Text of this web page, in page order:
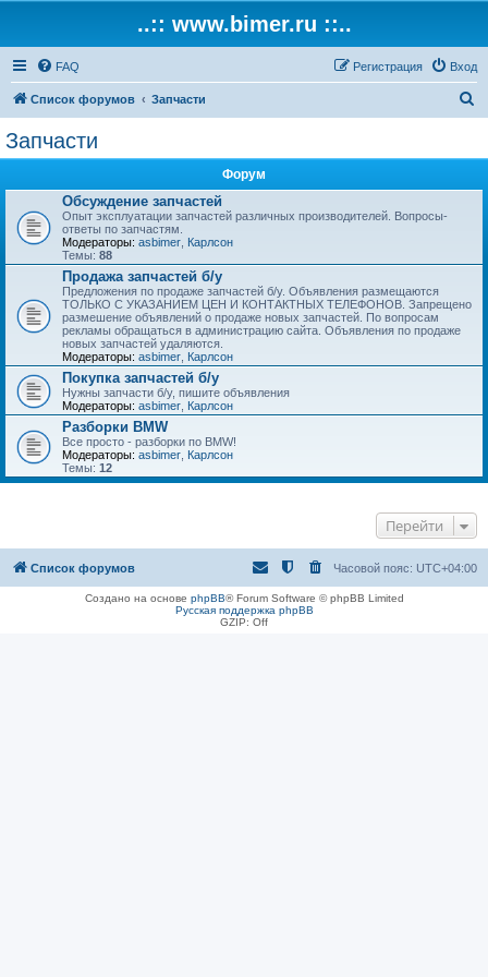
..:: www.bimer.ru ::..
FAQ Вход
Регистрация
Список форумов Запчасти
Запчасти
Форум
Обсуждение запчастей
Опыт эксплуатации запчастей различных производителей. Вопросы-
ответы по запчастям.
Модераторы: asbimer Карлсон
Темы: 88
Продажа запчастей б/у
Предложения по продаже запчастей б/у. Объявления размещаются
ТОЛЬКО С УКАЗАНИЕМ ЦЕН И КОНТАКТНЫХ ТЕЛЕФОНОВ. Запрещено
размешение объявлений о продаже новых запчастей. По вопросам
рекламы обращаться в администрацию сайта. Объявления по продаже
новых запчастей удаляются.
Модераторы: asbimer Карлсон
Покупка запчастей б/у
Нужны запчасти б/у, пишите объявления
Модераторы: asbimer Карлсон
Разборки BMW
Все просто - разборки по BMW!
Модераторы: asbimer Карлсон
Темы: 12
Перейти
Список форумов Часовой пояс: UTC+04:00
Создано на основе phpBB® Forum Software © phpBB Limited
Русская поддержка phpBB
GZIP: Off